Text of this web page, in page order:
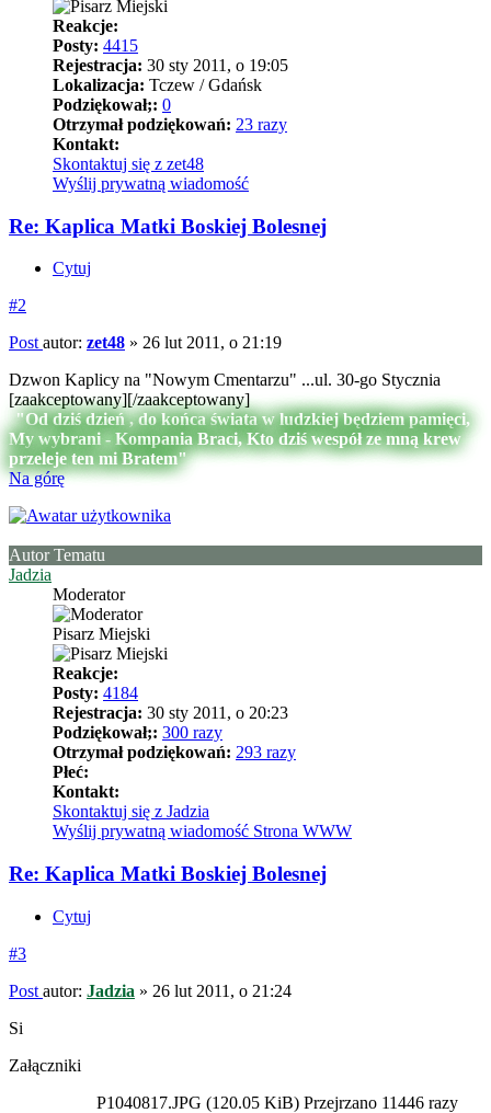
Reakcje:
Posty: 4415
Rejestracja: 30 sty 2011, o 19:05
Lokalizacja: Tczew / Gdańsk
Podziękował;: 0
Otrzymał podziękowań: 23 razy
Kontakt:
Skontaktuj się z zet48
Wyślij prywatną wiadomość
Re: Kaplica Matki Boskiej Bolesnej
Cytuj
#2
Post autor: zet48 » 26 lut 2011, o 21:19
Dzwon Kaplicy na "Nowym Cmentarzu" ...ul. 30-go Stycznia
[zaakceptowany][/zaakceptowany]
"Od dziś dzień , do końca świata w ludzkiej będziem pamięci,
My wybrani - Kompania Braci, Kto dziś wespół ze mną krew
przeleje ten mi Bratem"
Na górę
Autor Tematu
Jadzia
Moderator
Pisarz Miejski
Reakcje:
Posty: 4184
Rejestracja: 30 sty 2011, o 20:23
Podziękował;: 300 razy
Otrzymał podziękowań: 293 razy
Płeć:
Kontakt:
Skontaktuj się z Jadzia
Wyślij prywatną wiadomość Strona WWW
Re: Kaplica Matki Boskiej Bolesnej
Cytuj
#3
Post autor: Jadzia » 26 lut 2011, o 21:24
Si
Załączniki
P1040817.JPG (120.05 KiB) Przejrzano 11446 razy